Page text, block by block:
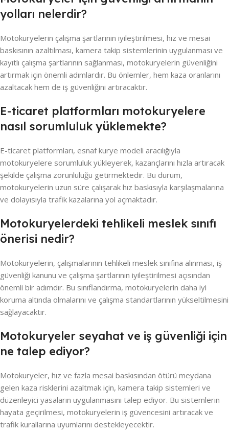
yolları nelerdir?
Motokuryelerin çalışma şartlarının iyileştirilmesi, hız ve mesai
baskısının azaltılması, kamera takip sistemlerinin uygulanması ve
kayıtlı çalışma şartlarının sağlanması, motokuryelerin güvenliğini
artırmak için önemli adımlardır. Bu önlemler, hem kaza oranlarını
azaltacak hem de iş güvenliğini artıracaktır.
E-ticaret platformları motokuryelere
nasıl sorumluluk yüklemekte?
E-ticaret platformları, esnaf kurye modeli aracılığıyla
motokuryelere sorumluluk yükleyerek, kazançlarını hızla artıracak
şekilde çalışma zorunluluğu getirmektedir. Bu durum,
motokuryelerin uzun süre çalışarak hız baskısıyla karşılaşmalarına
ve dolayısıyla trafik kazalarına yol açmaktadır.
Motokuryelerdeki tehlikeli meslek sınıfı
önerisi nedir?
Motokuryelerin, çalışmalarının tehlikeli meslek sınıfına alınması, iş
güvenliği kanunu ve çalışma şartlarının iyileştirilmesi açısından
önemli bir adımdır. Bu sınıflandırma, motokuryelerin daha iyi
koruma altında olmalarını ve çalışma standartlarının yükseltilmesini
sağlayacaktır.
Motokuryeler seyahat ve iş güvenliği için
ne talep ediyor?
Motokuryeler, hız ve fazla mesai baskısından ötürü meydana
gelen kaza risklerini azaltmak için, kamera takip sistemleri ve
düzenleyici yasaların uygulanmasını talep ediyor. Bu sistemlerin
hayata geçirilmesi, motokuryelerin iş güvencesini artıracak ve
trafik kurallarına uyumlarını destekleyecektir.